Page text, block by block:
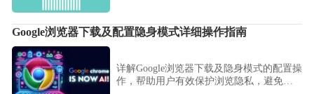
Google浏览器下载及配置隐身模式详细操作指南
详解Google浏览器下载及隐身模式的配置操
作，帮助用户有效保护浏览隐私，避免浏